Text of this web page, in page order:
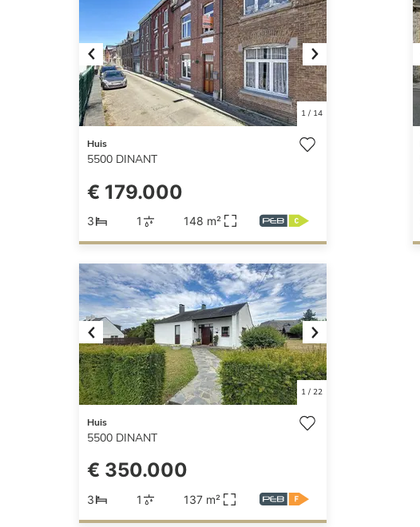
Previous Next
1/ 14
Huis
5500 DINANT
€ 179.000
3 1 148 m²
Previous Next
1/ 22
Huis
5500 DINANT
€ 350.000
3 1 137 m²